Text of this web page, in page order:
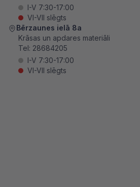
I-V 7:30-17:00
VI-VII slēgts
Bērzaunes ielā 8a
Krāsas un apdares materiāli
Tel: 28684205
I-V 7:30-17:00
VI-VII slēgts